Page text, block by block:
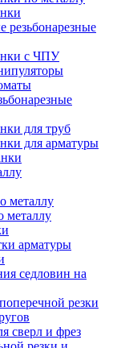
с ЧПУ
для труб
для арматуры
металлу
металлу
арматуры
седловин на
резки
сверл и фрез